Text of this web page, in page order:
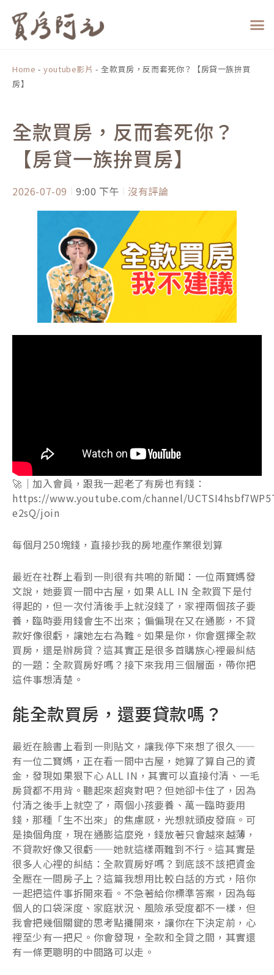
Home -youtube影片 -全款買房，反而套死你？【房貸一族拚買
房】
全款買房，反而套死你？
【房貸一族拚買房】
2026-07-09 9:00 下午 沒有評論
🚀｜加入會員，跟我一起老了有房也有錢：
https://www.youtube.com/channel/
e2sQ/join
每個月250塊錢，直接抄我的房地產作業很划算
最近在社群上看到一則很有共鳴的新聞：一位兩寶媽發
文說，她要買一間中古屋，如果 ALL IN 全款買下是付
得起的，但一次付清後手上就沒錢了，家裡兩個孩子要
養，臨時要用錢會生不出來；偏偏現在又在通膨，不貸
款好像很虧，讓她左右為難。如果是你，你會選擇全款
買房，還是辦房貸？這其實正是很多首購族心裡最糾結
的一題：全款買房好嗎？接下來我用三個層面，帶你把
這件事想清楚。
能全款買房，還要貸款嗎？
最近在臉書上看到一則貼文，讓我停下來想了很久——
有一位二寶媽，正在看一間中古屋，她算了算自己的資
金，發現如果狠下心 ALL IN，其實可以直接付清、一毛
房貸都不用背。聽起來超爽對吧？但她卻卡住了，因為
付清之後手上就空了，兩個小孩要養、萬一臨時要用
錢，那種「生不出來」的焦慮感，光想就頭皮發麻。可
是換個角度，現在通膨這麼兇，錢放著只會越來越薄，
不貸款好像又很虧——她就這樣兩難到不行。這其實是
很多人心裡的糾結：全款買房好嗎？到底該不該把資金
全壓在一間房子上？這篇我想用比較白話的方式，陪你
一起把這件事拆開來看。不急著給你標準答案，因為每
個人的口袋深度、家庭狀況、風險承受度都不一樣，但
我會把幾個關鍵的思考點攤開來，讓你在下決定前，心
裡至少有一把尺。你會發現，全款和全貸之間，其實還
有一條更聰明的中間路可以走。